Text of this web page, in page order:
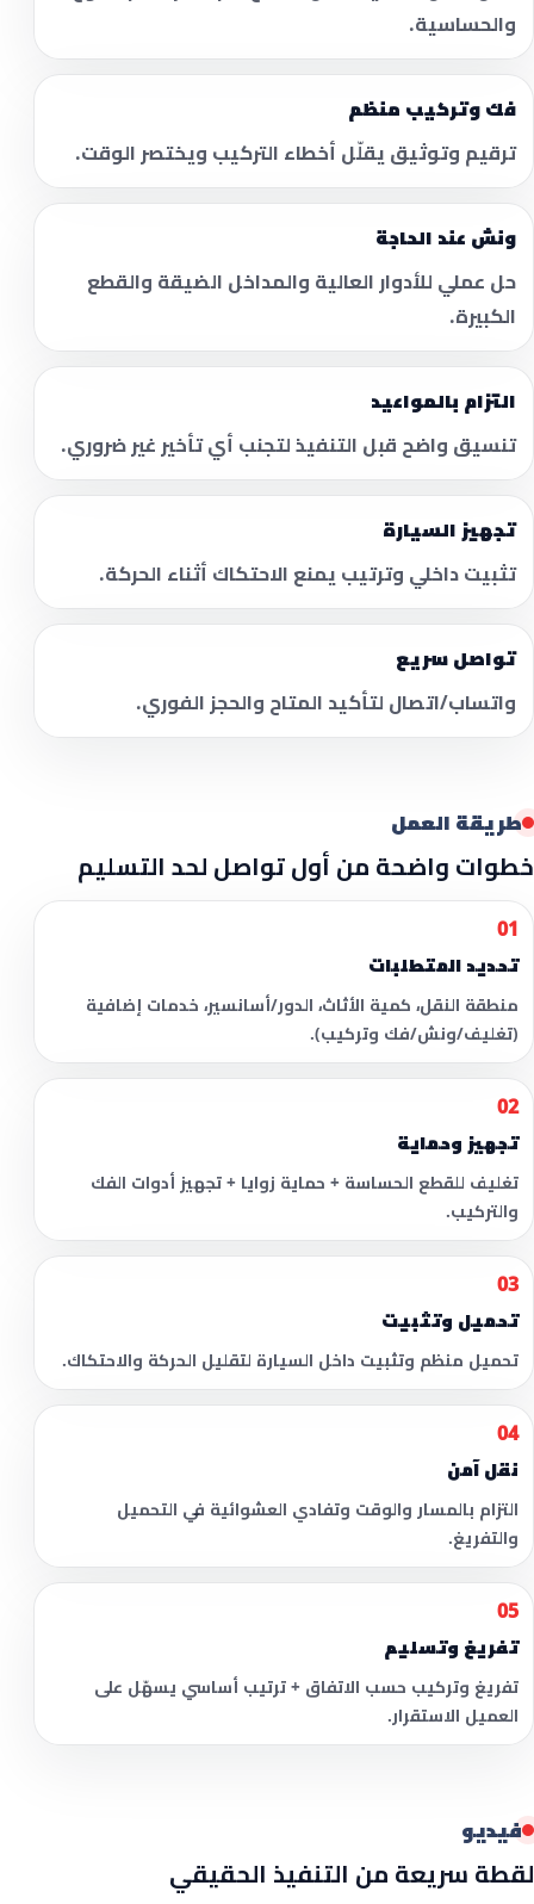
والحساسية.
فك وتركيب منظم
ترقيم وتوثيق يقلّل أخطاء التركيب ويختصر الوقت.
ونش عند الحاجة
حل عملي للأدوار العالية والمداخل الضيقة والقطع
الكبيرة.
التزام بالمواعيد
تنسيق واضح قبل التنفيذ لتجنب أي تأخير غير ضروري.
تجهيز السيارة
تثبيت داخلي وترتيب يمنع الاحتكاك أثناء الحركة.
تواصل سريع
واتساب/اتصال لتأكيد المتاح والحجز الفوري.
طريقة العمل
خطوات واضحة من أول تواصل لحد التسليم
01
تحديد المتطلبات
منطقة النقل، كمية الأثاث، الدور/أسانسير، خدمات إضافية
(تغليف/ونش/فك وتركيب).
02
تجهيز وحماية
تغليف للقطع الحساسة + حماية زوايا + تجهيز أدوات الفك
والتركيب.
03
تحميل وتثبيت
تحميل منظم وتثبيت داخل السيارة لتقليل الحركة والاحتكاك.
04
نقل آمن
التزام بالمسار والوقت وتفادي العشوائية في التحميل
والتفريغ.
05
تفريغ وتسليم
تفريغ وتركيب حسب الاتفاق + ترتيب أساسي يسهّل على
العميل الاستقرار.
فيديو
لقطة سريعة من التنفيذ الحقيقي